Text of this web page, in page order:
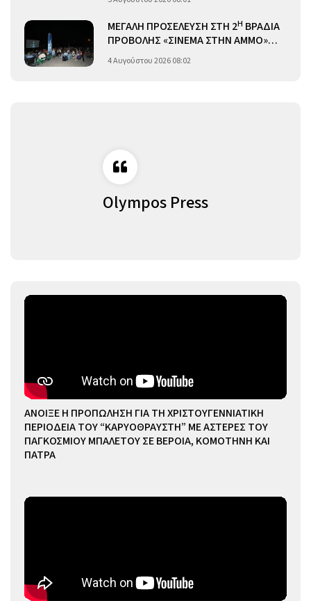
ΜΕΓΑΛΗ ΠΡΟΣΕΛΕΥΣΗ ΣΤΗ 2Η ΒΡΑΔΙΑ
ΠΡΟΒΟΛΗΣ «ΣΙΝΕΜΑ ΣΤΗΝ ΑΜΜΟ»…
4 Αυγούστου 2026 08:02
Olympos Press
ΑΝΟΙΞΕ Η ΠΡΟΠΩΛΗΣΗ ΓΙΑ ΤΗ ΧΡΙΣΤΟΥΓΕΝΝΙΑΤΙΚΗ
ΠΕΡΙΟΔΕΙΑ ΤΟΥ “ΚΑΡΥΟΘΡΑΥΣΤΗ” ΜΕ ΑΣΤΕΡΕΣ ΤΟΥ
ΠΑΓΚΟΣΜΙΟΥ ΜΠΑΛΕΤΟΥ ΣΕ ΒΕΡΟΙΑ, ΚΟΜΟΤΗΝΗ ΚΑΙ
ΠΑΤΡΑ